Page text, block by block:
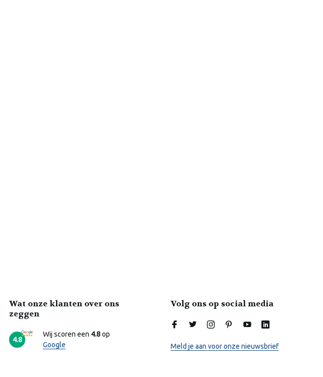
Wat onze klanten over ons
zeggen
4.8
Wij scoren een 4.8op
Google
Volg ons op social media
Meld je aan voor onze nieuwsbrief
Online